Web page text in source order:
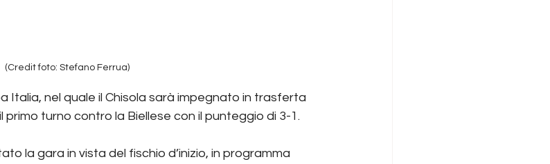
(Credit foto: Stefano Ferrua)
Italia, nel quale il Chisola sarà impegnato in trasferta
primo turno contro la Biellese con il punteggio di 3-1.
la gara in vista del fischio d’inizio, in programma